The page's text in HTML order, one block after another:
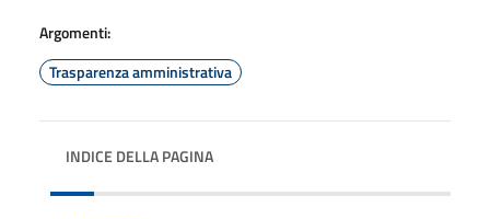
Argomenti:
Trasparenza amministrativa
INDICE DELLA PAGINA